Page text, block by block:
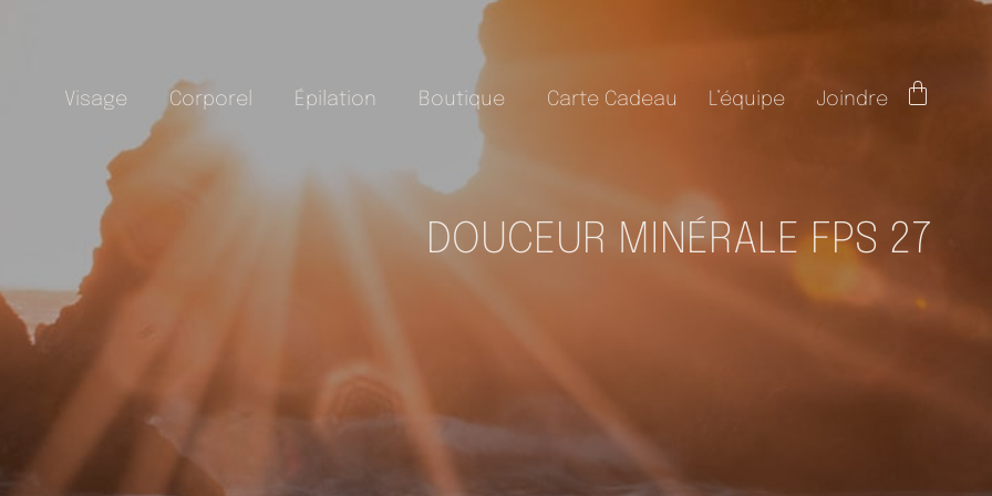
Visage Corporel Épilation Boutique Carte Cadeau L’équipe Joindre PANIER
DOUCEUR MINÉRALE FPS 27